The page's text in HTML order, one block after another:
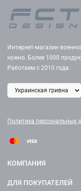
Интернет-магазин
нужно. Более 1000
Работаем с 2010 года.
Политика персональных
КОМПАНИЯ
ДЛЯ ПОКУПАТЕЛЕЙ